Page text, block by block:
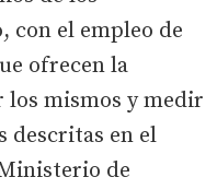
con el empleo de
ofrecen la
mismos y medir
descritas en el
de